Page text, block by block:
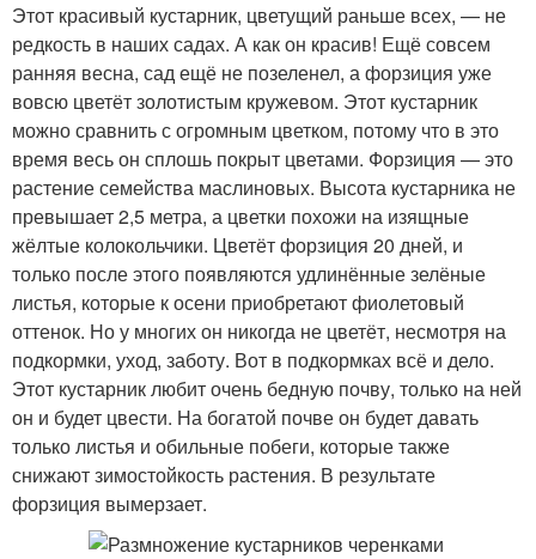
Этот красивый кустарник, цветущий раньше всех, — не
редкость в наших садах. А как он красив! Ещё совсем
ранняя весна, сад ещё не позеленел, а форзиция уже
вовсю цветёт золотистым кружевом. Этот кустарник
можно сравнить с огромным цветком, потому что в это
время весь он сплошь покрыт цветами. Форзиция — это
растение семейства маслиновых. Высота кустарника не
превышает 2,5 метра, а цветки похожи на изящные
жёлтые колокольчики. Цветёт форзиция 20 дней, и
только после этого появляются удлинённые зелёные
листья, которые к осени приобретают фиолетовый
оттенок. Но у многих он никогда не цветёт, несмотря на
подкормки, уход, заботу. Вот в подкормках всё и дело.
Этот кустарник любит очень бедную почву, только на ней
он и будет цвести. На богатой почве он будет давать
только листья и обильные побеги, которые также
снижают зимостойкость растения. В результате
форзиция вымерзает.